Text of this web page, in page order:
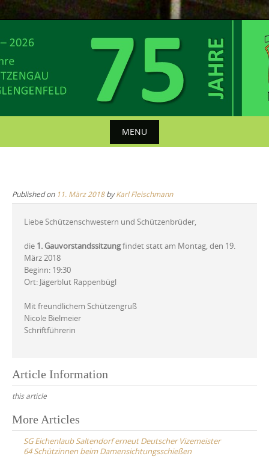
to
content
MENU
content
Published on 11. März 2018byKarl Fleischmann
Liebe Schützenschwestern und Schützenbrüder,
die 1. Gauvorstandssitzungfindet statt am Montag, den 19.
März 2018
Beginn: 19:30
Ort: Jägerblut Rappenbügl
Mit freundlichem Schützengruß
Nicole Bielmeier
Schriftführerin
Article Information
this article
Post
navigation
More Articles
SG Eichenlaub Saltendorf erneut Deutscher Vizemeister
64 Schützinnen beim Damensichtungsschießen